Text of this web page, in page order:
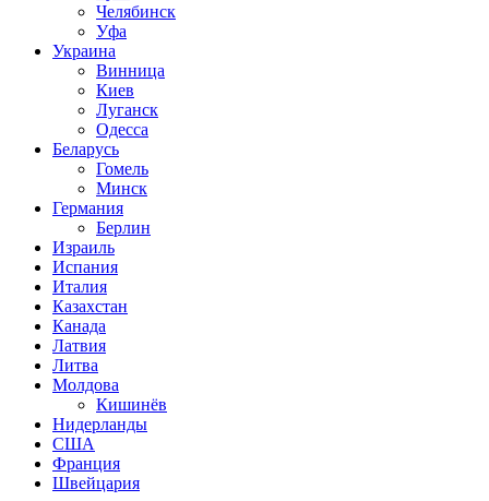
Челябинск
Уфа
Украина
Винница
Киев
Луганск
Одесса
Беларусь
Гомель
Минск
Германия
Берлин
Израиль
Испания
Италия
Казахстан
Канада
Латвия
Литва
Молдова
Кишинёв
Нидерланды
США
Франция
Швейцария